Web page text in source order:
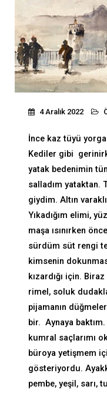
4 Aralık 2022
İnce kaz tüyü
Kediler gibi
yatak bedenimin
salladım yataktan.
giydim. Altın
Yıkadığım elimi,
maşa ısınırken
sürdüm süt rengi
kimsenin
kızardığı için.
rimel, soluk
pijamanın
bir. Aynaya baktım.
kumral saçlarımı
büroya yetişmem
gösteriyordu.
pembe, yeşil, sarı,